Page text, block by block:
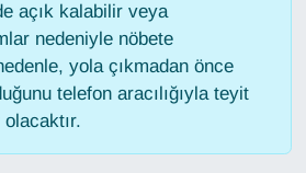
açık kalabilir veya
nedeniyle nöbete
yola çıkmadan önce
telefon aracılığıyla teyit